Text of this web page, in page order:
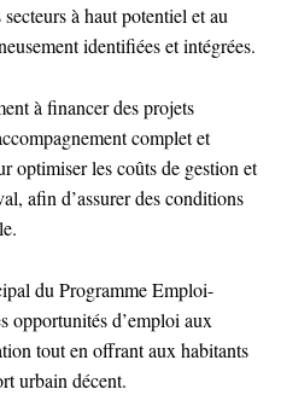
à haut potentiel et au
identifiées et intégrées.
à financer des projets
complet et
optimiser les coûts de gestion et
afin d’assurer des conditions
du Programme Emploi-
opportunités d’emploi aux
tout en offrant aux habitants
urbain décent.